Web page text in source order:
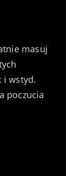
masuj
i wstyd.
poczucia